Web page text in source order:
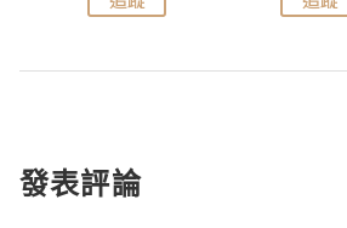
發表評論